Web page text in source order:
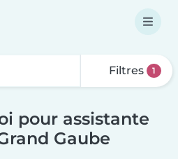
Filtres 1
pour assistante
Gaube